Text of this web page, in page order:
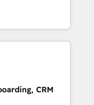
designed to
optimize your
our growth-first
their
marketing and
Our offer spans
specialize in CRM
web design, sales
tech companies
are committed to
their
through
CRM